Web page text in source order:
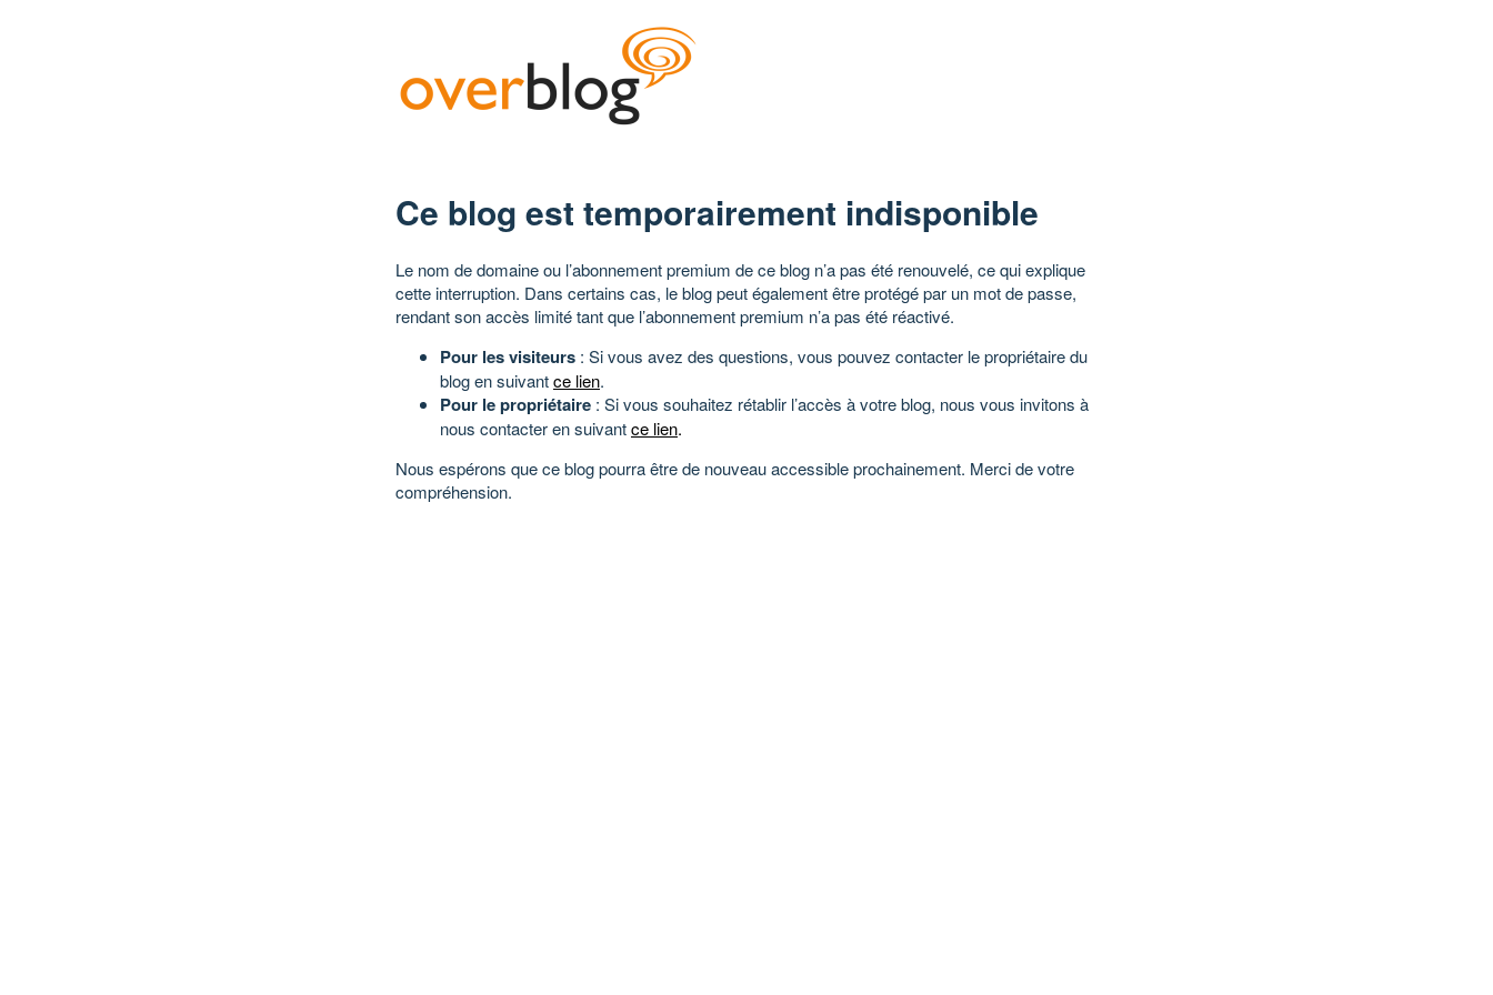
Ce blog est temporairement indisponible
Le nom de domaine ou l’abonnement premium de ce blog n’a pas été renouvelé, ce qui explique
cette interruption. Dans certains cas, le blog peut également être protégé par un mot de passe,
rendant son accès limité tant que l’abonnement premium n’a pas été réactivé.
Pour les visiteurs : Si vous avez des questions, vous pouvez contacter le propriétaire du
blog en suivantce lien.
Pour le propriétaire : Si vous souhaitez rétablir l’accès à votre blog, nous vous invitons à
nous contacter en suivantce lien.
Nous espérons que ce blog pourra être de nouveau accessible prochainement. Merci de votre
compréhension.